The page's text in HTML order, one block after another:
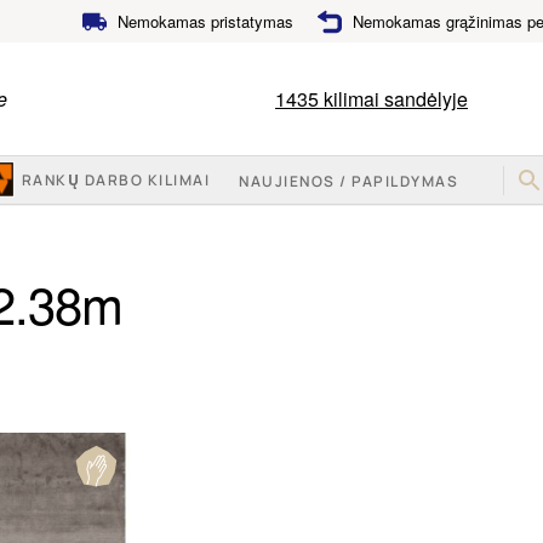
Nemokamas pristatymas Nemokamas grąžinimas
1435 kilimai sandėlyje
RANKŲ DARBO KILIMAI NAUJIENOS / PAPILDYMAS